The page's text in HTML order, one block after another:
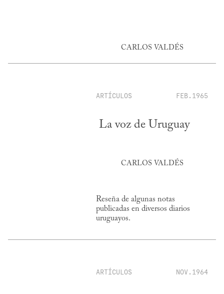
CARLOS VALDÉS
ARTÍCULOS FEB.1965
La voz de Uruguay
CARLOS VALDÉS
Reseña de algunas notas
publicadas en diversos diarios
uruguayos.
ARTÍCULOS NOV.1964